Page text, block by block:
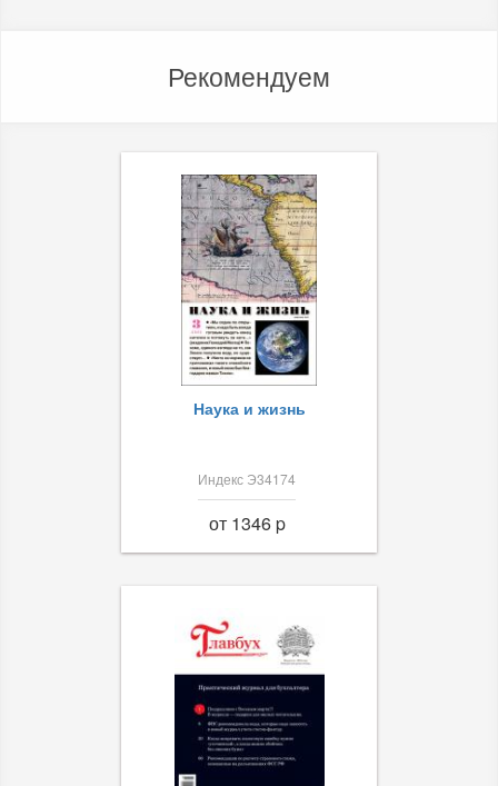
Рекомендуем
Наука и жизнь
Индекс Э34174
от 1346 p